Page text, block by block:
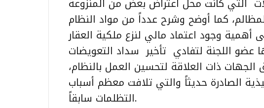
كما أوضح وشرح عدداً من مواد النظام
أهمية وجود اعتماد مالي لنزع ملكية العقار
عضو اللجنة لتفادي تأخير سداد التعويضات
ذات العلاقة لتحسين العمل بالنظام،
الصادرة حديثاً والتي تلافت معظم أسباب
التظلمات سابقاً.